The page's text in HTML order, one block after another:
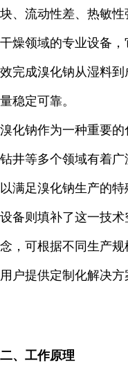
块、流动性差、热敏
干燥领域的专业设备
效完成溴化钠从湿料
量稳定可靠。
溴化钠作为一种重要
钻井等多个领域有着
以满足溴化钠生产的
设备则填补了这一技
念，可根据不同生产
用户提供定制化解决方
二、工作原理